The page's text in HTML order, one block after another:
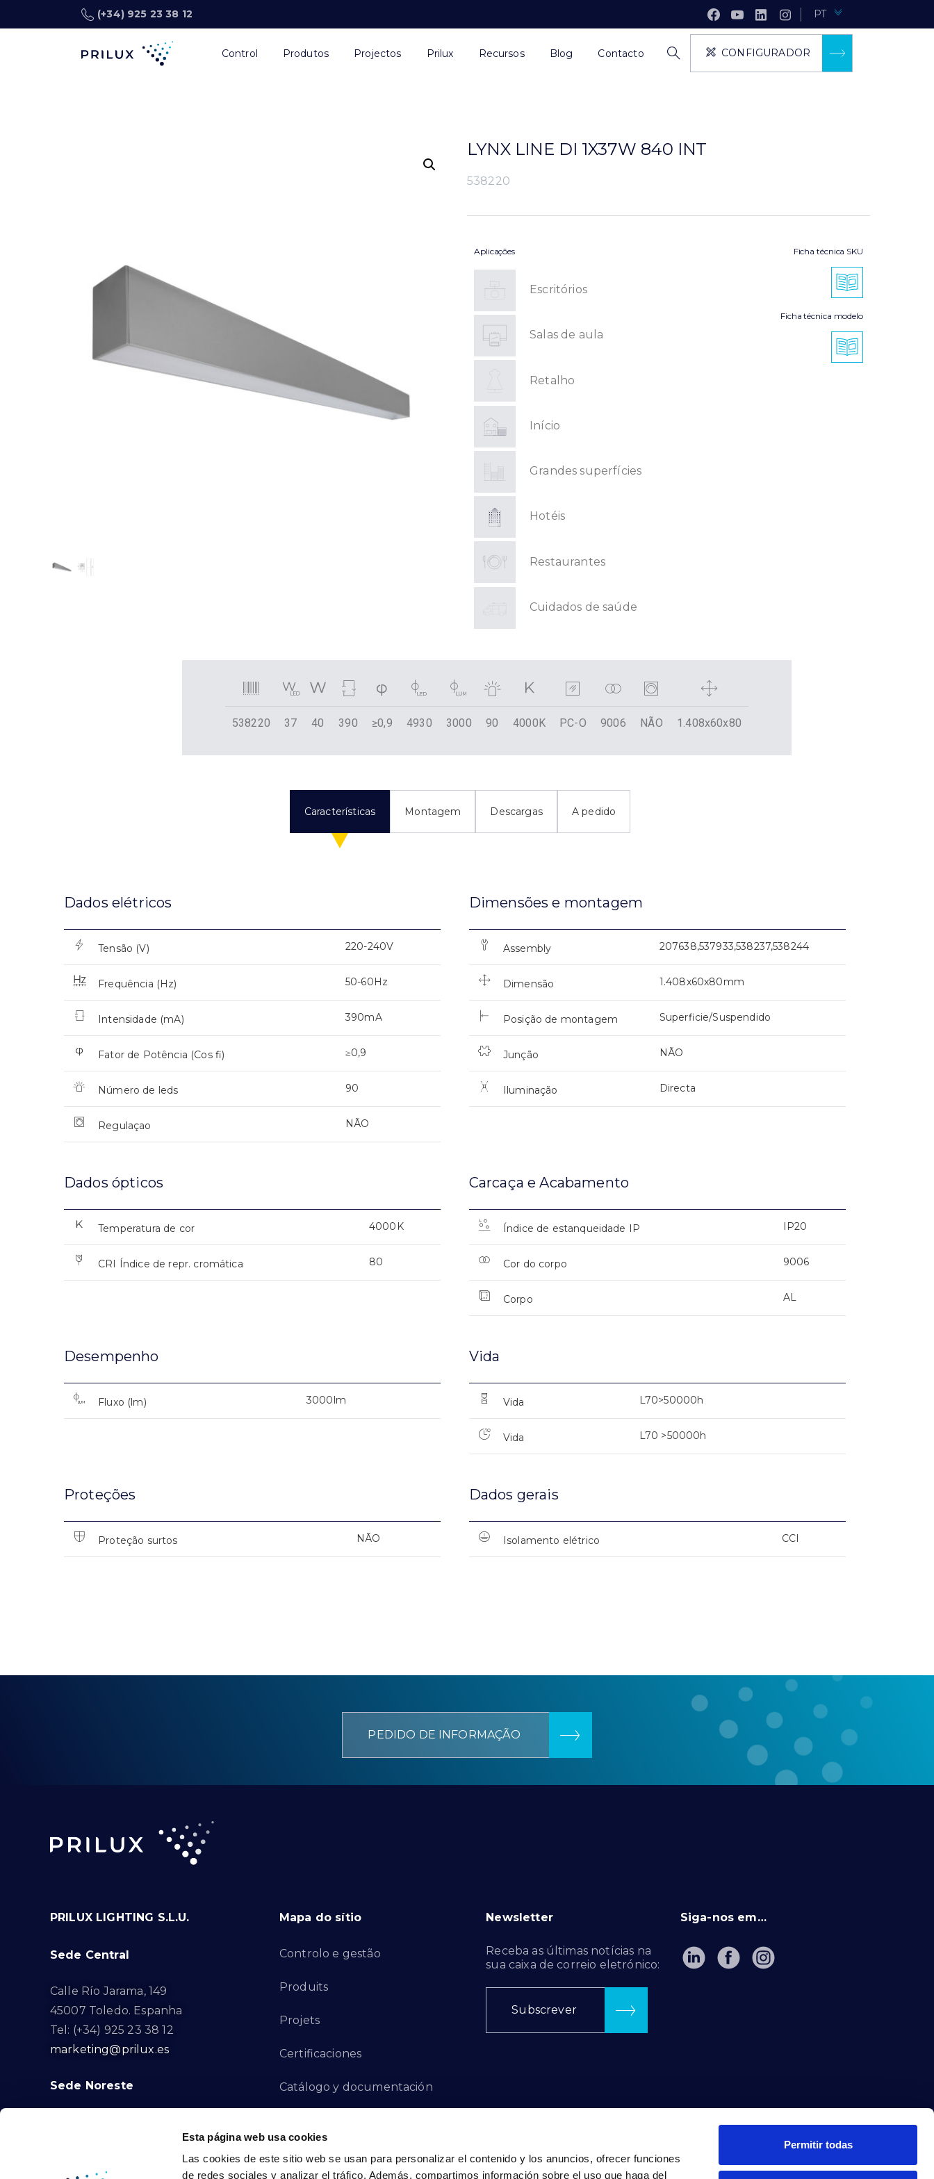
Esta página web usa cookies
Las cookies de este sitio web se usan para personalizar el contenido y los anuncios, ofrecer funciones
de redes sociales y analizar el tráfico. Además, compartimos información sobre el uso que haga del
Permitir todas
(+34) 925 23 38 12 PT
Control Produtos Projectos Prilux Recursos Blog Contacto CONFIGURADOR
LYNX LINE DI 1X37W 840 INT
538220
Aplicações
Escritórios
Salas de aula
Retalho
Início
Grandes superfícies
Hotéis
Restaurantes
Cuidados de saúde
Ficha técnica SKU
Ficha técnica modelo
538220 37 40 390 ≥0,9 4930 3000 90 4000K PC-O 9006 NÃO 1.408x60x80
Características Montagem Descargas A pedido
Dados elétricos
Tensão (V) 220-240V
Frequência (Hz) 50-60Hz
Intensidade (mA) 390mA
Fator de Potência (Cos fi) ≥0,9
Número de leds 90
Regulaçao NÃO
Dimensões e montagem
Assembly 207638,537933,538237,538244
Dimensão 1.408x60x80mm
Posição de montagem Superficie/Suspendido
Junção NÃO
Iluminação Directa
Dados ópticos
Temperatura de cor 4000K
CRI Índice de repr. cromática 80
Carcaça e Acabamento
Índice de estanqueidade IP IP20
Cor do corpo 9006
Corpo AL
Desempenho
Fluxo (lm) 3000lm
Vida
Vida L70>50000h
Vida L70 >50000h
Proteções
Proteção surtos NÃO
Dados gerais
Isolamento elétrico CCI
PEDIDO DE INFORMAÇÃO
PRILUX LIGHTING S.L.U.
Sede Central
Calle Río Jarama, 149
45007 Toledo. Espanha
Tel: (+34) 925 23 38 12
marketing@prilux.es
Sede Noreste
08791. Sant Llorenç d’Hortons.
Mapa do sítio
Controlo e gestão
Produits
Projets
Certificaciones
Catálogo y documentación
Canal de denuncias
Newsletter
Receba as últimas notícias na
sua caixa de correio eletrónico:
Subscrever
Siga-nos em…